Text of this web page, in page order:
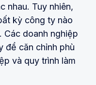
nhau. Tuy nhiên,
kỳ công ty nào
Các doanh nghiệp
để căn chỉnh phù
và quy trình làm